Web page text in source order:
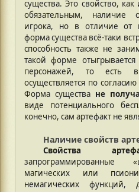
существа. Это свойство,
обязательным, наличие
игрока, но в отличие от
форма существа всё-таки
способность также не
такой форме
персонажей, то есть
осуществляется по
Форма существа не
виде потенциального
конечно, сам артефакт не
Наличие свойств
Свойства
запрограммированные
магических или
немагических функций,